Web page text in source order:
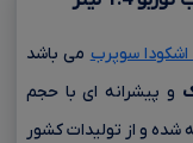
سوپرب می باشد
و پیشرانه ای با حجم
شده و از تولیدات کشور